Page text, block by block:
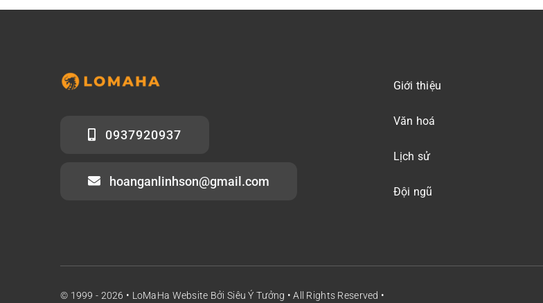
0937920937
hoanganlinhson@gmail.com
Giới thiệu
Văn hoá
Lịch sử
Đội ngũ
© 1999 - 2026 • LoMaHa Website Bởi Siêu Ý Tưởng • All Rights Reserved •